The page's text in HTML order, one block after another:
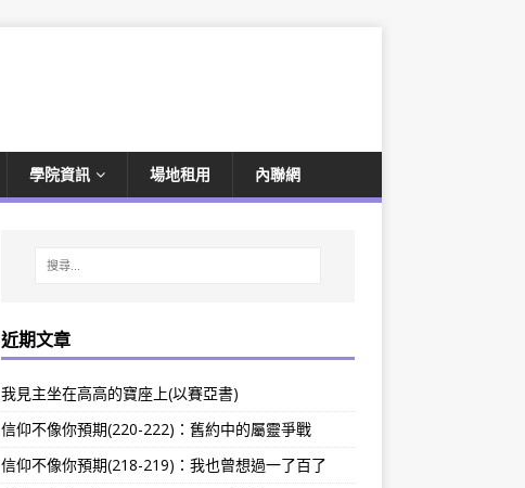
學院資訊 場地租用 內聯網
近期文章
我見主坐在高高的寶座上(以賽亞書)
信仰不像你預期(220-222)：舊約中的屬靈爭戰
信仰不像你預期(218-219)：我也曾想過一了百了